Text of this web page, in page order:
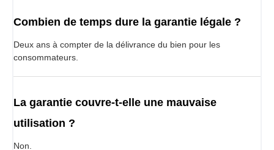
Combien de temps dure la garantie légale ?
Deux ans à compter de la délivrance du bien pour les
consommateurs.
La garantie couvre-t-elle une mauvaise
utilisation ?
Non.